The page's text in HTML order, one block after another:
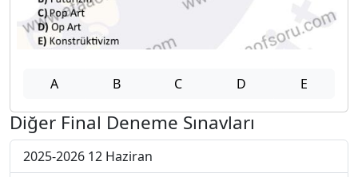
A B C D E
Diğer Final Deneme Sınavları
2025-2026 12 Haziran